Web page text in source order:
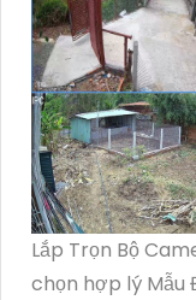
Lắp Trọn Bộ
chọn hợp lý Mẫu